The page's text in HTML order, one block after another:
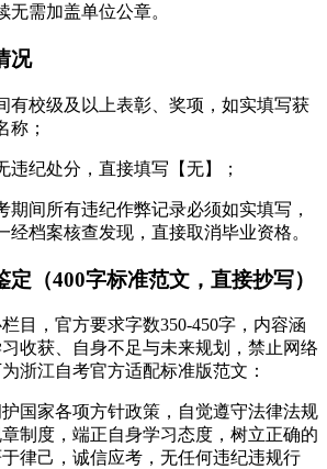
无需加盖单位公章。
况
有校级及以上表彰、奖项，如实填写获
称；
违纪处分，直接填写【无】；
期间所有违纪作弊记录必须如实填写，
经档案核查发现，直接取消毕业资格。
（400字标准范文，直接抄写）
目，官方要求字数350-450字，内容涵
收获、自身不足与未来规划，禁止网络
浙江自考官方适配标准版范文：
国家各项方针政策，自觉遵守法律法规
制度，端正自身学习态度，树立正确的
律己，诚信应考，无任何违纪违规行